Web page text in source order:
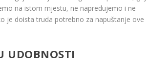
na istom mjestu, ne napredujemo i ne
je doista truda potrebno za napuštanje ove
UDOBNOSTI